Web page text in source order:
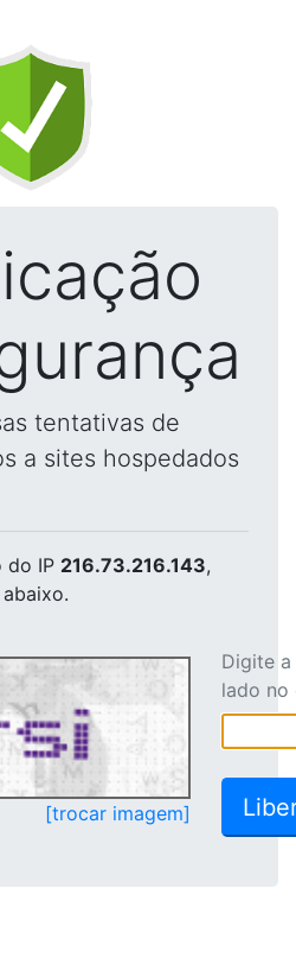
tentativas de
a sites hospedados
do IP 216.73.216.143,
[trocar imagem]
Digite
lado no